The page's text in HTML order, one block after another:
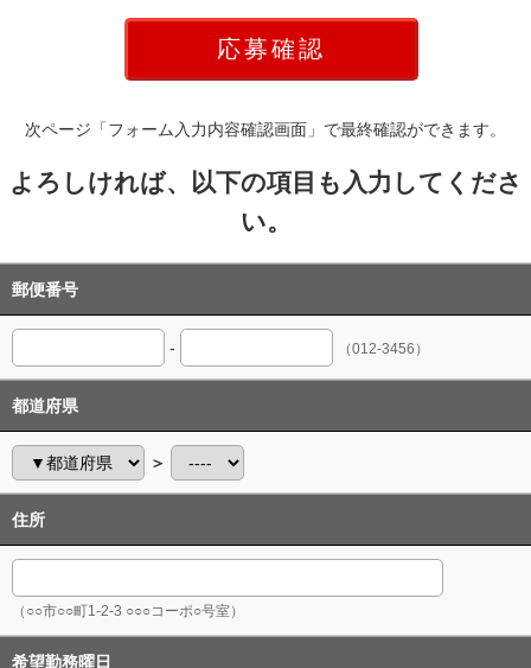
次ページ「フォーム入力内容確認画面」で最終確認ができます。
よろしければ、以下の項目も入力してくださ
い。
郵便番号
- （012-3456）
都道府県
＞
住所
（○○市○○町1-2-3 ○○○コーポ○号室）
希望勤務曜日